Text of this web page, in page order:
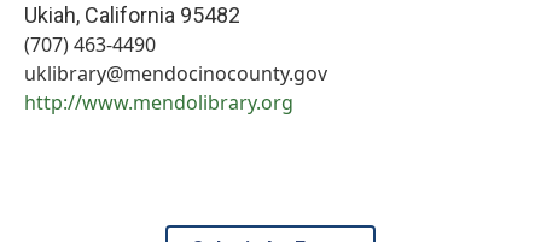
Ukiah, California 95482
(707) 463-4490
uklibrary@mendocinocounty.gov
http://www.mendolibrary.org